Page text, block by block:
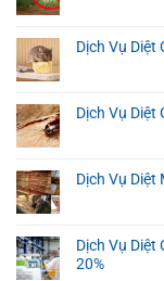
Dịch Vụ Diệt
Dịch Vụ Diệt
Dịch Vụ Diệt
Dịch Vụ Diệt
20%